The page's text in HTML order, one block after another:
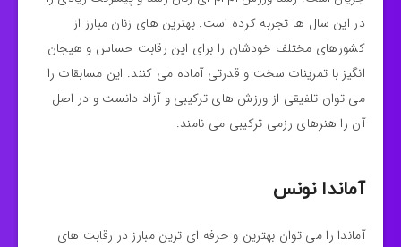
در این سال ها تجربه کرده است. بهترین های زنان مبارز از
کشورهای مختلف خودشان را برای این رقابت حساس و هیجان
انگیز با تمرینات سخت و قدرتی آماده می کنند. این مسابقات را
می توان تلفیقی از ورزش های ترکیبی و آزاد دانست و در اصل
آن را هنرهای رزمی ترکیبی می نامند.
آماندا نونس
آماندا را می توان بهترین و حرفه ای ترین مبارز در رقابت های